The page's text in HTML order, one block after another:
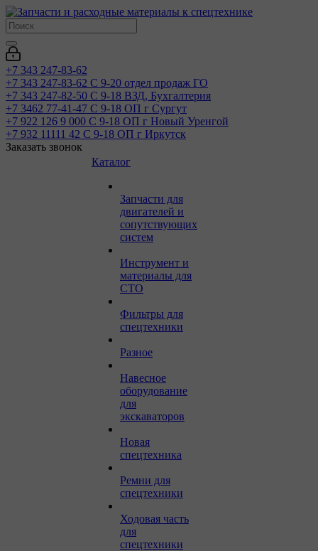
+7 343 247-83-62
+7 343 247-83-62 С 9-20 отдел продаж ГО
+7 343 247-82-50 С 9-18 ВЗД, Бухгалтерия
+7 3462 77-41-47 С 9-18 ОП г Сургут
+7 922 126 9 000 С 9-18 ОП г Новый Уренгой
+7 932 11111 42 С 9-18 ОП г Иркутск
Заказать звонок
Каталог
Запчасти для
двигателей и
сопутствующих
систем
Инструмент и
материалы для
СТО
Фильтры для
спецтехники
Разное
Навесное
оборудование
для
экскаваторов
Новая
спецтехника
Ремни для
спецтехники
Ходовая часть
для
спецтехники